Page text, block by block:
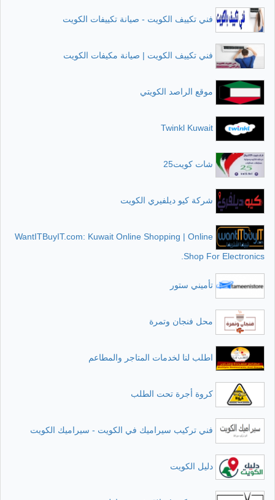
فني تكييف الكويت - صيانة تكييفات الكويت
فني تكييف الكويت | صيانة مكيفات الكويت
موقع الراصد الكويتي
Twinkl Kuwait
شات كويت25
شركة كيو ديلفيري الكويت
WantITBuyIT.com: Kuwait Online Shopping | Online
Shop For Electronics.
تأميني ستور
محل فنجان وتمرة
اطلب لنا لخدمات المتاجر والمطاعم
كروة أجرة تحت الطلب
فني تركيب سيراميك في الكويت - سيراميك الكويت
دليل الكويت